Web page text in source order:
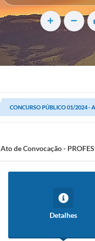
CONCURSO PÚBLICO 01/2024 -
de Convocação -
Detalhes